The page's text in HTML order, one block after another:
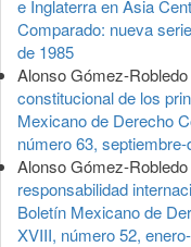
e Inglaterra en Asia
Comparado: nueva
de 1985
Alonso Gómez-
constitucional de los
Mexicano de Derecho
número 63,
Alonso Gómez-
responsabilidad
Boletín Mexicano de
XVIII, número 52,